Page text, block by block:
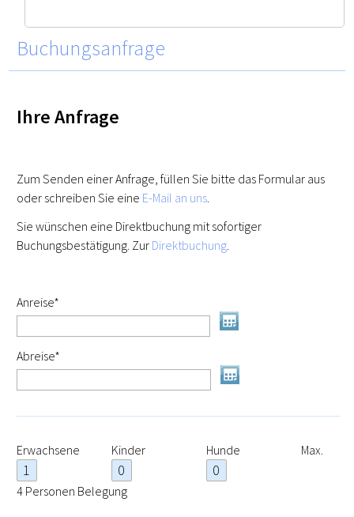
Buchungsanfrage
Ihre Anfrage
Zum Senden einer Anfrage, füllen Sie bitte das Formular aus
oder schreiben Sie eine E-Mail an uns.
Sie wünschen eine Direktbuchung mit sofortiger
Buchungsbestätigung. Zur Direktbuchung.
Pflichtfeld
Anreise*
Pflichtfeld
Abreise*
Erwachsene Kinder Hunde Max.
4 Personen Belegung